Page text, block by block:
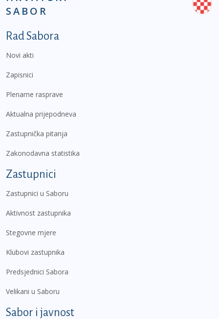
SABOR
Podnožje prvi izbornik
Rad Sabora
Novi akti
Zapisnici
Plenarne rasprave
Aktualna prijepodneva
Zastupnička pitanja
Zakonodavna statistika
Zastupnici
Zastupnici u Saboru
Aktivnost zastupnika
Stegovne mjere
Klubovi zastupnika
Predsjednici Sabora
Velikani u Saboru
Sabor i javnost